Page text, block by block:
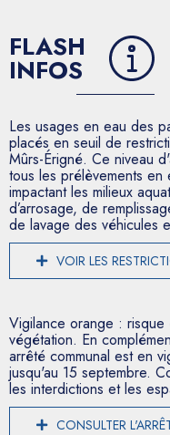
FLASH
INFOS
Les usages en eau des
placés en seuil de
Mûrs-Érigné. Ce niveau
tous les prélèvements
impactant les milieux
d’arrosage, de
de lavage des véhicules
VOIR LES
Vigilance orange :
végétation. En
arrêté communal est en
jusqu'au 15 septembre.
les interdictions et les
CONSULTER